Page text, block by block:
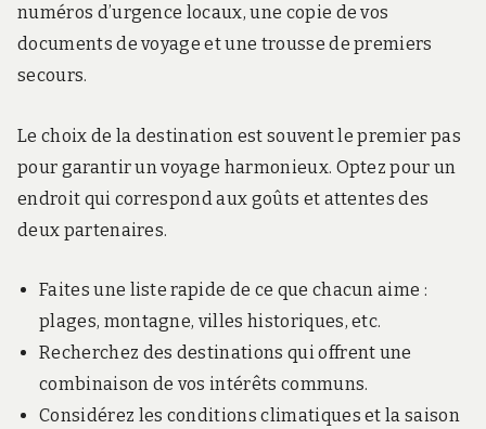
numéros d’urgence locaux, une copie de vos
documents de voyage et une trousse de premiers
secours.
Le choix de la destination est souvent le premier pas
pour garantir un voyage harmonieux. Optez pour un
endroit qui correspond aux goûts et attentes des
deux partenaires.
Faites une liste rapide de ce que chacun aime :
plages, montagne, villes historiques, etc.
Recherchez des destinations qui offrent une
combinaison de vos intérêts communs.
Considérez les conditions climatiques et la saison